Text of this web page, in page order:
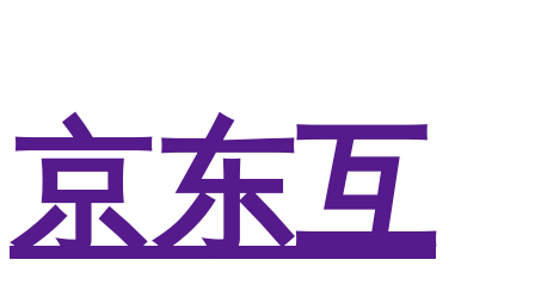
京东互